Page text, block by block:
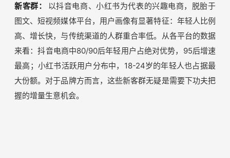
兴趣电商
下面我们将围绕兴趣电商 “更新、更快、更深”的特征做一
些解读。